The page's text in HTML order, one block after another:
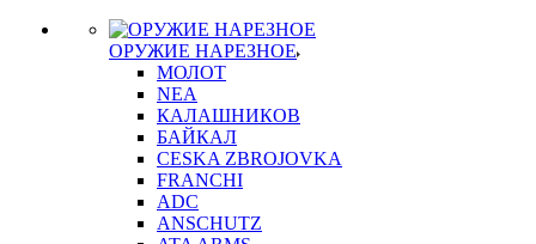
ОРУЖИЕ НАРЕЗНОЕ
МОЛОТ
NEA
КАЛАШНИКОВ
БАЙКАЛ
CESKA ZBROJOVKA
FRANCHI
ADC
ANSCHUTZ